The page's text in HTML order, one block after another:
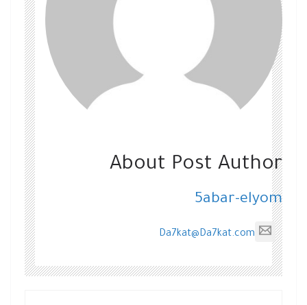
About Post Author
5abar-elyom
Da7kat@Da7kat.com